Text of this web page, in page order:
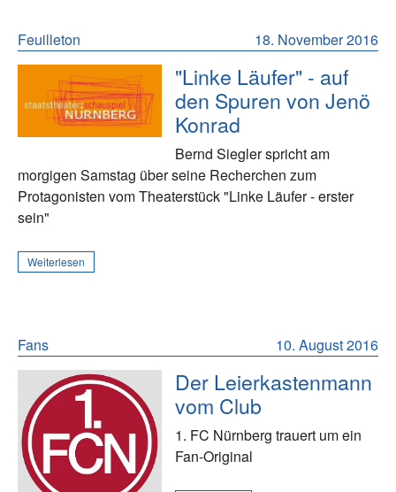
18. November 2016
Feuilleton
"Linke Läufer" - auf
den Spuren von Jenö
Konrad
Bernd Siegler spricht am
morgigen Samstag über seine Recherchen zum
Protagonisten vom Theaterstück "Linke Läufer - erster
sein"
Weiterlesen
10. August 2016
Fans
Der Leierkastenmann
vom Club
1. FC Nürnberg trauert um ein
Fan-Original